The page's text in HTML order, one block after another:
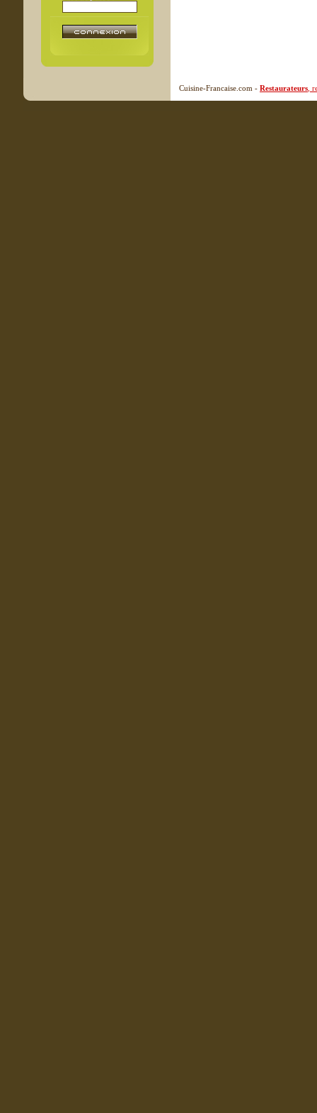
Cuisine-Francaise.com - Restaurateurs ,